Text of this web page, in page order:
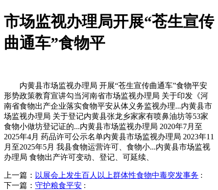
市场监视办理局开展“苍生宣传
曲通车”食物平
内黄县市场监视办理局 开展“苍生宣传曲通车”食物平安
形势政策教育宣讲勾当河南省市场监视办理局 关于印发《河
南省食物出产企业落实食物平安从体义务监视办理...内黄县市
场监视办理局 关于登记内黄县张龙乡家家有喷鼻油坊等53家
食物小做坊登记证的...内黄县市场监视办理局 2020年7月至
2025年4月 药品许可公示名单内黄县市场监视办理局 2023年11
月至2025年5月 我县食物运营许可、食物小...内黄县市场监视
办理局 食物出产许可变动、登记、可延续、
上一篇： 以展会上发生百人以上群体性食物中毒突发事务 :
下一篇： 守护粮食平安 :